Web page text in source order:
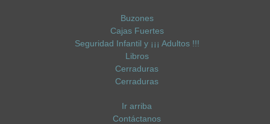
Buzones
Cajas Fuertes
Seguridad Infantil y ¡¡¡ Adultos !!!
Libros
Cerraduras
Cerraduras
Ir arriba
Contáctanos